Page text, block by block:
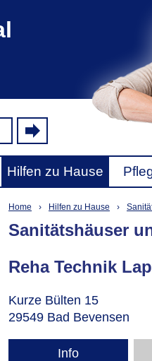
Hilfen zu Hause
Home › Hilfen zu Hause ›
Sanitätshäuser
Reha Technik
Kurze Bülten 15
29549 Bad Bevensen
Info